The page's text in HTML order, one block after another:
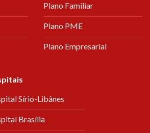
Plano Familiar
Plano PME
Plano Empresarial
Sírio-Libânes
Brasília